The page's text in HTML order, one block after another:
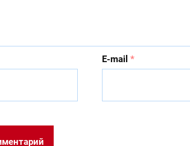
E-mail *